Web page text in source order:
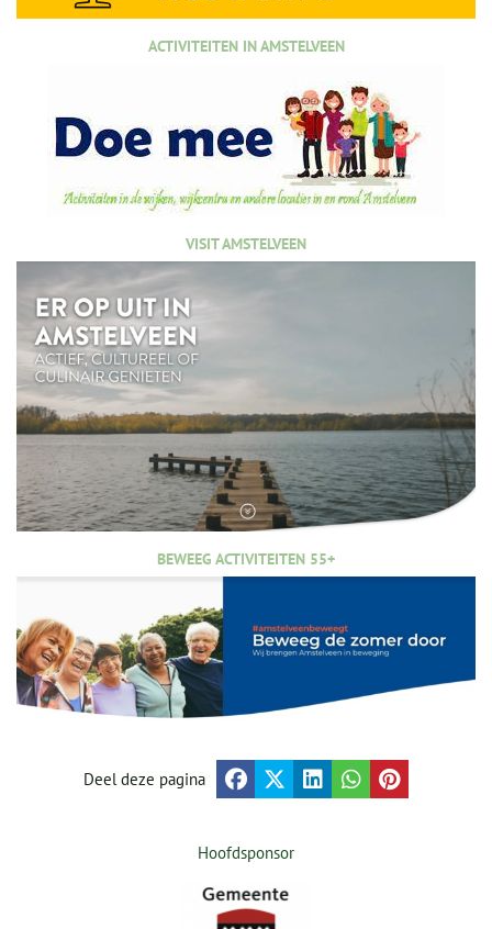
ACTIVITEITEN IN AMSTELVEEN
VISIT AMSTELVEEN
BEWEEG ACTIVITEITEN 55+
Deel deze pagina
Hoofdsponsor